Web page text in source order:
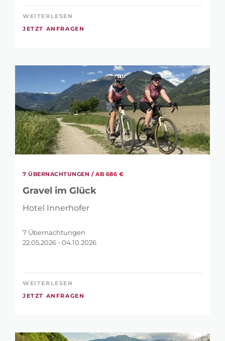
WEITERLESEN
JETZT ANFRAGEN
7 ÜBERNACHTUNGEN / AB 686 €
Gravel im Glück
Hotel Innerhofer
7 Übernachtungen
22.05.2026 - 04.10.2026
WEITERLESEN
JETZT ANFRAGEN